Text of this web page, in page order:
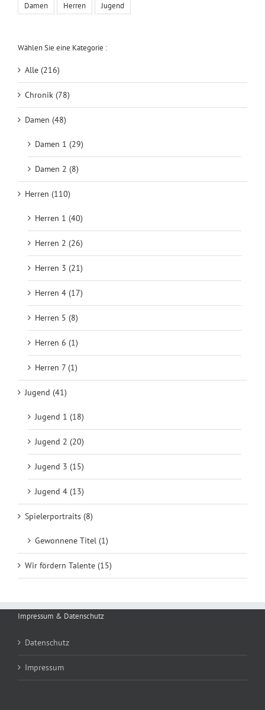
Damen Herren Jugend
Wählen Sie eine Kategorie :
Alle (216)
Chronik (78)
Damen (48)
Damen 1 (29)
Damen 2 (8)
Herren (110)
Herren 1 (40)
Herren 2 (26)
Herren 3 (21)
Herren 4 (17)
Herren 5 (8)
Herren 6 (1)
Herren 7 (1)
Jugend (41)
Jugend 1 (18)
Jugend 2 (20)
Jugend 3 (15)
Jugend 4 (13)
Spielerportraits (8)
Gewonnene Titel (1)
Wir fördern Talente (15)
Impressum & Datenschutz
Datenschutz
Impressum